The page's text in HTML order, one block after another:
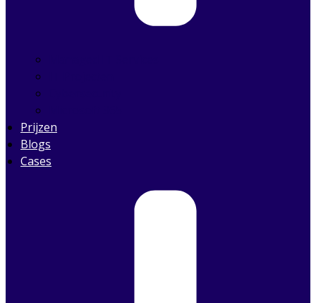
Prijzen
Blogs
Cases